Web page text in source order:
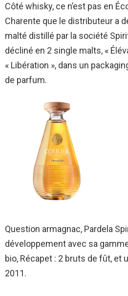
Côté whisky, ce n’est pas en
Charente que le distributeur a
malté distillé par la société
décliné en 2 single malts, «
« Libération », dans un
de parfum.
Question armagnac, Pardela
développement avec sa
bio, Récapet : 2 bruts de fût, et
2011.